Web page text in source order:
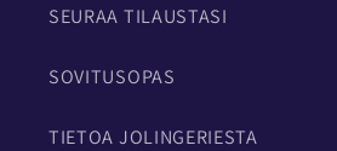
SEURAA TILAUSTASI
SOVITUSOPAS
TIETOA JOLINGERIESTA